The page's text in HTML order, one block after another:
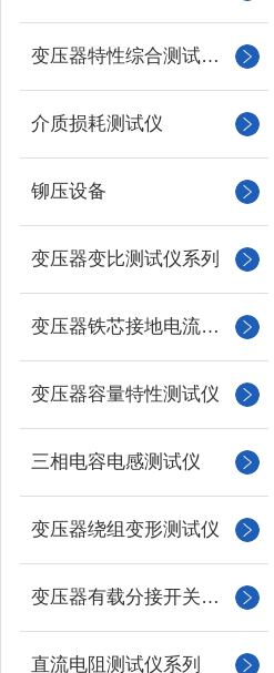
变压器特性综合测试台系列
介质损耗测试仪
铆压设备
变压器变比测试仪系列
变压器铁芯接地电流测试仪
变压器容量特性测试仪
三相电容电感测试仪
变压器绕组变形测试仪
变压器有载分接开关测试仪
直流电阻测试仪系列